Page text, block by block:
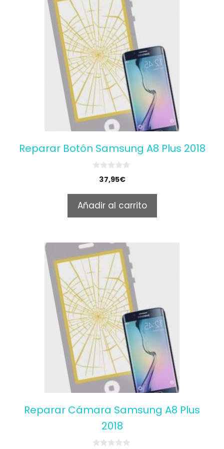
Reparar Botón Samsung A8 Plus 2018
o
f
5
37,95€
Añadir al carrito
Reparar Cámara Samsung A8 Plus
2018